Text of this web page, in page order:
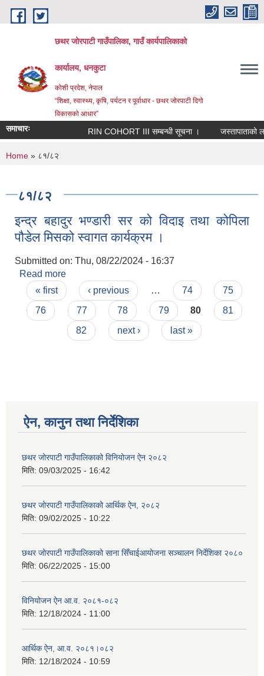
Skip to main content
छथर जोरपाटी गाउँपालिका, गाउँ कार्यपालिकाको
कार्यालय, धनकुटा
कोशी प्रदेश, नेपाल
“शिक्षा, स्वास्थ्य, कृषि, पर्यटन र पूर्वाधार - छथर जोरपाटी दिगो
विकासको आधार”
समाचारः RIN COHORT III सम्बन्धी सूचना । जस्तापाताको
You are here
Home » ८१/८२
८१/८२
इन्द्र बहादुर भण्डारी सर को विदाइ तथा कोपिला
पौडेल मिसको स्वागत कार्यक्रम ।
Submitted on: Thu, 08/22/2024 - 16:37
Read more
पौडेल मिसको स्वागत कार्यक्रम ।
Pages
« first ‹ previous … 74
75
76
77 78 79 80
81
82
next › last »
ऐन, कानुन तथा निर्देशिका
छथर जोरपाटी गाउँपालिकाको विनियोजन ऐन २०८२
मिति: 09/03/2025 - 16:42
छथर जोरपाटी गाउँपालिकाको आर्थिक ऐन, २०८२
मिति: 09/02/2025 - 10:22
छथर जोरपाटी गाउँपालिकाको साना सिँचाईआयोजना सञ्चालन निर्देशिका २०८०
मिति: 06/22/2025 - 15:00
विनियोजन ऐन आ.व. २०८१-०८२
मिति: 12/18/2024 - 11:00
आर्थिक ऐन, आ.व. २०८१।०८२
मिति: 12/18/2024 - 10:59